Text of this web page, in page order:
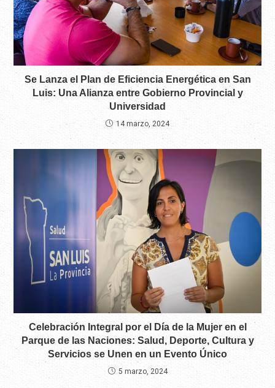
Se Lanza el Plan de Eficiencia Energética en San
Luis: Una Alianza entre Gobierno Provincial y
Universidad
14 marzo, 2024
Celebración Integral por el Día de la Mujer en el
Parque de las Naciones: Salud, Deporte, Cultura y
Servicios se Unen en un Evento Único
5 marzo, 2024